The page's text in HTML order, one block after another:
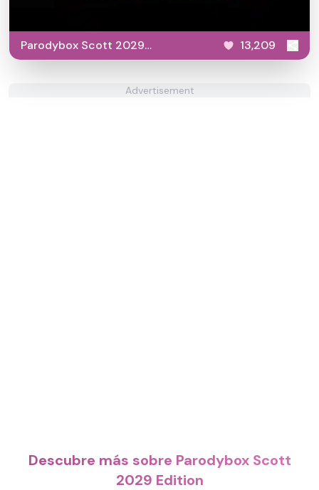
Parodybox Scott 2029
Edition
13,209
Advertisement
Descubre más sobre Parodybox Scott
2029 Edition